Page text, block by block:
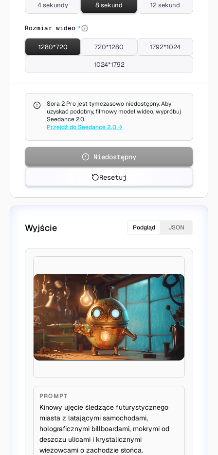
4 sekundy 8 sekund 12 sekund
Rozmiar wideo *
1280*720 720*1280 1792*1024
1024*1792
Sora 2 Pro jest tymczasowo niedostępny. Aby
uzyskać podobny, filmowy model wideo, wypróbuj
Seedance 2.0.
Przejdź do Seedance 2.0→
Niedostępny
Resetuj
Wyjście Podgląd JSON
PROMPT
Kinowy ujęcie śledzące futurystycznego
miasta z latającymi samochodami,
holograficznymi billboardami, mokrymi od
deszczu ulicami i krystalicznymi
wieżowcami o zachodzie słońca.